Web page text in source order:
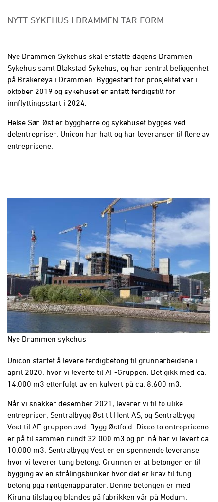
NYTT SYKEHUS I DRAMMEN TAR FORM
Nye Drammen Sykehus skal erstatte dagens Drammen
Sykehus samt Blakstad Sykehus, og har sentral beliggenhet
på Brakerøya i Drammen. Byggestart for prosjektet var i
oktober 2019 og sykehuset er antatt ferdigstilt for
innflyttingsstart i 2024.
Helse Sør-Øst er byggherre og sykehuset bygges ved
delentrepriser. Unicon har hatt og har leveranser til flere av
entreprisene.
Nye Drammen sykehus
Unicon startet å levere ferdigbetong til grunnarbeidene i
april 2020, hvor vi leverte til AF-Gruppen. Det gikk med ca.
14.000 m3 etterfulgt av en kulvert på ca. 8.600 m3.
Når vi snakker desember 2021, leverer vi til to ulike
entrepriser; Sentralbygg Øst til Hent AS, og Sentralbygg
Vest til AF gruppen avd. Bygg Østfold. Disse to entreprisene
er på til sammen rundt 32.000 m3 og pr. nå har vi levert ca.
10.000 m3. Sentralbygg Vest er en spennende leveranse
hvor vi leverer tung betong. Grunnen er at betongen er til
bygging av en strålingsbunker hvor det er krav til tung
betong pga røntgenapparater. Denne betongen er med
Kiruna tilslag og blandes på fabrikken vår på Modum.